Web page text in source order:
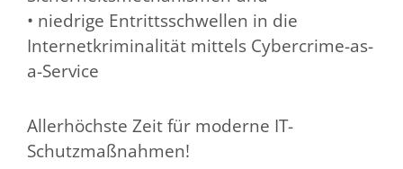
• niedrige Entrittsschwellen in die
Internetkriminalität mittels Cybercrime-as-
a-Service
Allerhöchste Zeit für moderne IT-
Schutzmaßnahmen!